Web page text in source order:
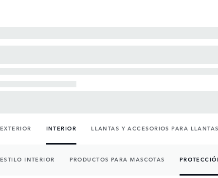
EXTERIOR INTERIOR LLANTAS Y ACCESORIOS PARA
ESTILO INTERIOR PRODUCTOS PARA MASCOTAS